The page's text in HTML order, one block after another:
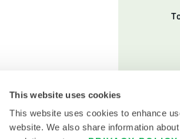
This website uses cookies
This website uses cookies to enhance
website. We also share information